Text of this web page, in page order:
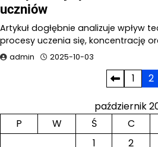
uczniów
Artykuł dogłębnie analizuje wpływ
procesy uczenia się, koncentrację
admin 2025-10-03
1 2
październik
P
W Ś C
1
2